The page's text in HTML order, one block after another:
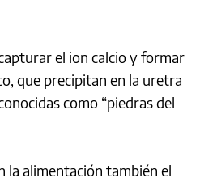
el ion calcio y formar
que precipitan en la uretra
como “piedras del
la alimentación también el